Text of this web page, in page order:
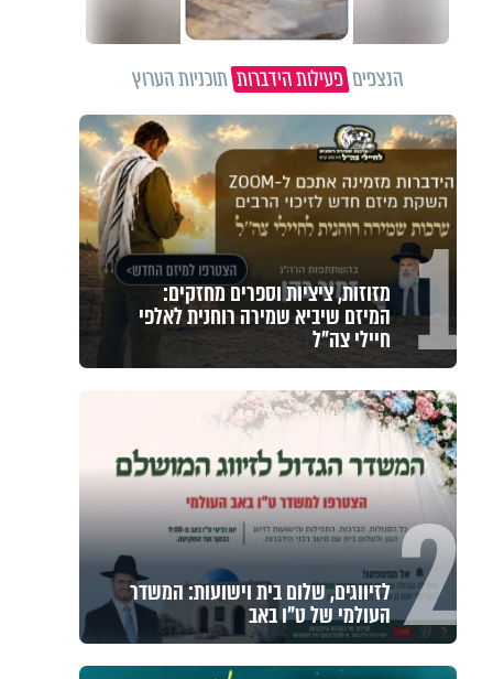
הנצפיםפעילות הידברותתוכניות הערוץ
1 מזוזות, ציציות וספרים מחזקים:
המיזם שיביא שמירה רוחנית לאלפי
חיילי צה"ל
2 לזיווגים, שלום בית וישועות: המשדר
העולמי של ט"ו באב